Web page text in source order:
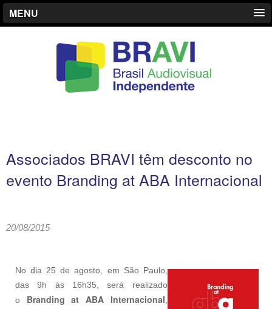
MENU
Associados BRAVI têm desconto no
evento Branding at ABA Internacional
20/08/2015
No dia 25 de agosto, em São Paulo,
das 9h às 16h35, será realizado
o Branding at ABA Internacional